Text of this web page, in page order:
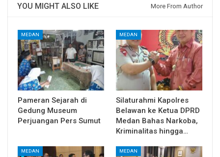
YOU MIGHT ALSO LIKE More From Author
MEDAN
Pameran Sejarah di
Gedung Museum
Perjuangan Pers Sumut
MEDAN
Silaturahmi Kapolres
Belawan ke Ketua DPRD
Medan Bahas Narkoba,
Kriminalitas hingga…
MEDAN MEDAN